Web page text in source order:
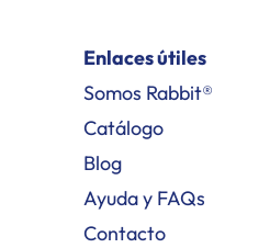
Enlaces útiles
Somos Rabbit®
Catálogo
Blog
Ayuda y FAQs
Contacto